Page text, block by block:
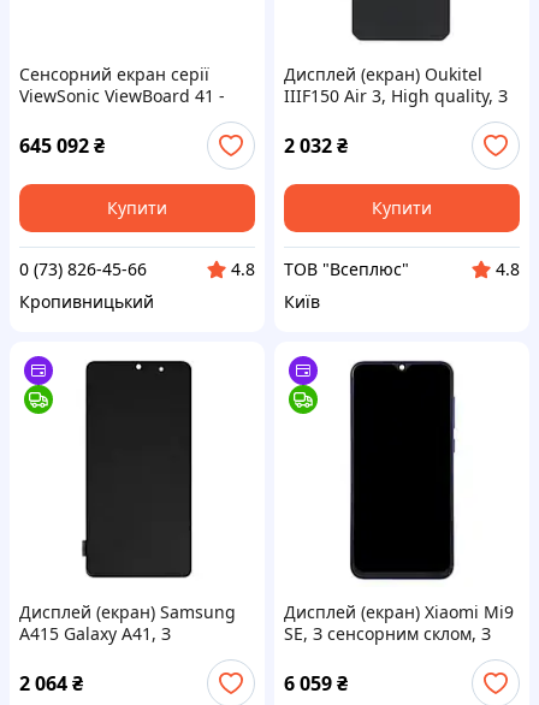
Сенсорний екран серії
ViewSonic ViewBoard 41 -
плоский екран - 450 кд-м² »
645 092₴
Купити
0 (73) 826-45-66
4.8
Кропивницький
Дисплей (екран) Oukitel
IIIF150 Air 3, High quality, З
рамки, Чорний
2 032₴
Купити
ТОВ "Всеплюс"
4.8
Київ
Дисплей (екран) Samsung
A415 Galaxy A41, З
рамкою, IPS, Чорний
2 064₴
Дисплей (екран) Xiaomi Mi9
SE, З сенсорним склом, З
Синій
6 059₴